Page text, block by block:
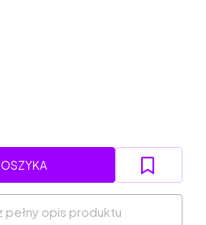
pełny opis produktu